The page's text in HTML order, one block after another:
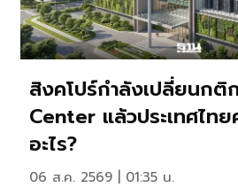
สิงคโปร์กำลังเปลี่ยนกติ
Center แล้วประเทศไทย
อะไร?
06 ส.ค. 2569 | 01:35 น.